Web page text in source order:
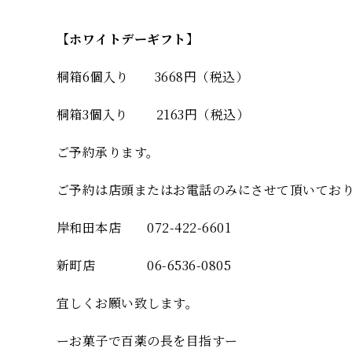
【ホワイトデーギフト】
桐箱6個入り 3668円（税込）
桐箱3個入り 2163円（税込）
ご予約承ります。
ご予約は店頭またはお電話のみにさせて頂いてお
岸和田本店 072-422-6601
新町店 06-6536-0805
宜しくお願い致します。
ーお菓子で百薬の長を目指すー